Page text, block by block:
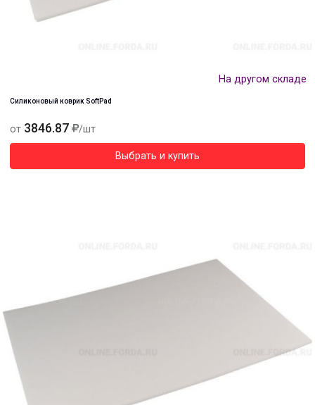
На другом складе
Силиконовый коврик SoftPad
от 3846.87 /шт
Выбрать и купить